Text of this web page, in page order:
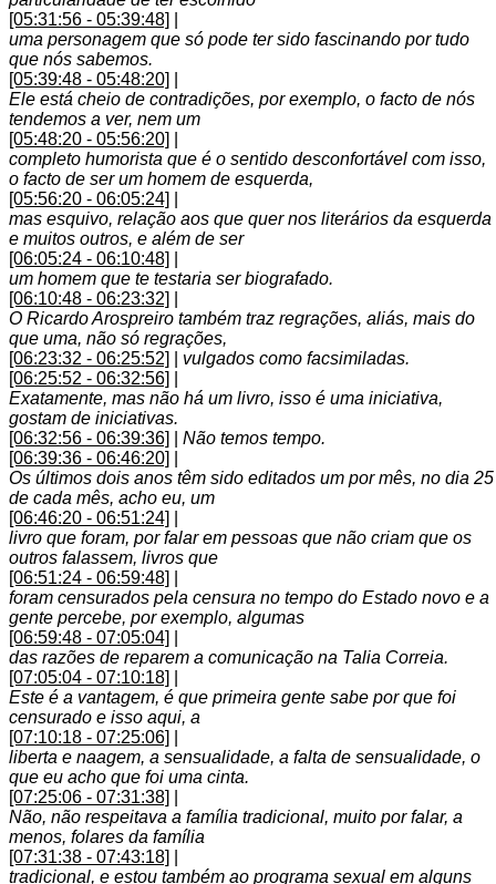
[05:31:56 - 05:39:48]
uma personagem que só pode ter sido fascinando por tudo
que nós sabemos.
[05:39:48 - 05:48:20]
Ele está cheio de contradições, por exemplo, o facto de nós
tendemos a ver, nem um
[05:48:20 - 05:56:20]
completo humorista que é o sentido desconfortável com isso,
o facto de ser um homem de esquerda,
[05:56:20 - 06:05:24]
mas esquivo, relação aos que quer nos literários da esquerda
e muitos outros, e além de ser
[06:05:24 - 06:10:48]
um homem que te testaria ser biografado.
[06:10:48 - 06:23:32]
O Ricardo Arospreiro também traz regrações, aliás, mais do
que uma, não só regrações,
[06:23:32 - 06:25:52]
vulgados como facsimiladas.
[06:25:52 - 06:32:56]
Exatamente, mas não há um livro, isso é uma iniciativa,
gostam de iniciativas.
[06:32:56 - 06:39:36]
Não temos tempo.
[06:39:36 - 06:46:20]
Os últimos dois anos têm sido editados um por mês, no dia 25
de cada mês, acho eu, um
[06:46:20 - 06:51:24]
livro que foram, por falar em pessoas que não criam que os
outros falassem, livros que
[06:51:24 - 06:59:48]
foram censurados pela censura no tempo do Estado novo e a
gente percebe, por exemplo, algumas
[06:59:48 - 07:05:04]
das razões de reparem a comunicação na Talia Correia.
[07:05:04 - 07:10:18]
Este é a vantagem, é que primeira gente sabe por que foi
censurado e isso aqui, a
[07:10:18 - 07:25:06]
liberta e naagem, a sensualidade, a falta de sensualidade, o
que eu acho que foi uma cinta.
[07:25:06 - 07:31:38]
Não, não respeitava a família tradicional, muito por falar, a
menos, folares da família
[07:31:38 - 07:43:18]
tradicional, e estou também ao programa sexual em alguns